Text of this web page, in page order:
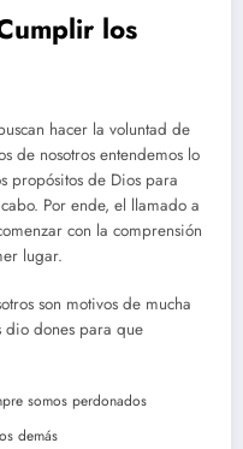
los
hacer la voluntad de
de nosotros entendemos lo
propósitos de Dios para
Por ende, el llamado a
con la comprensión
lugar.
son motivos de mucha
dio dones para que
somos perdonados
demás